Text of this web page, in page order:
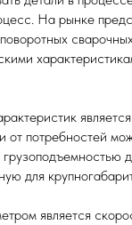
На рынке
от потребностей
для
является